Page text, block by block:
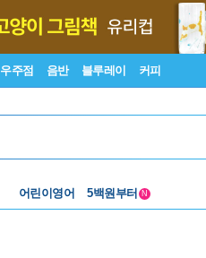
우주점 음반 블루레이 커피
어린이영어
5백원부터
N